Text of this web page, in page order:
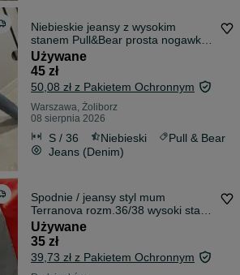
Niebieskie jeansy z wysokim
stanem Pull&Bear prosta nogawka
S
Używane
45 zł
50,08 zł z Pakietem Ochronnym
Warszawa, Żoliborz
08 sierpnia 2026
S / 36 Niebieski
Pull & Bear
Jeans (Denim)
Spodnie / jeansy styl mum
Terranova rozm.36/38 wysoki stan.
Zmiana cen
Używane
35 zł
39,73 zł z Pakietem Ochronnym